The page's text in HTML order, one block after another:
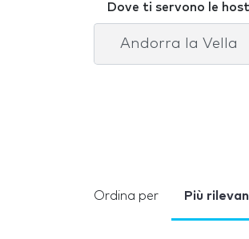
Dove ti servono le
Ordina per Più